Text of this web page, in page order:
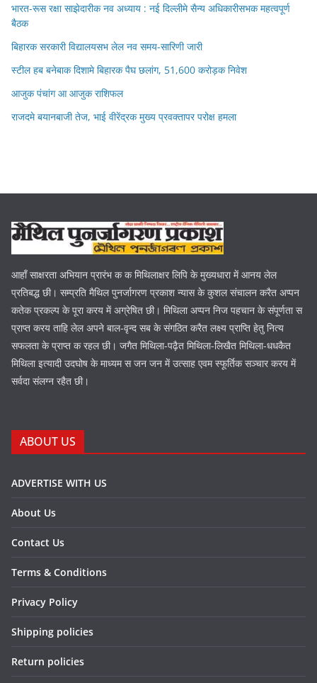
भारत-रूस रक्षा साझेदारीक नव अध्याय : नई दिल्लीमे सैन्य अधिकारीसभक महत्वपूर्ण
बैठक
बिहारक सरकारी विद्यालयसभ लेल नव समय-सारिणी जारी
स्टील हब बनेबाक दिशामे बिहारक पैघ छलांग, 51,600 करोड़क निवेश
आजुक पंचांग आ आजुक राशिफल
राजदमे बयानबाजी तेज, भाई वीरेंद्रक मुख्य प्रवक्तापर परोक्ष हमला
आहाँ साक्षरता अभियान प्रारंभ क क मिथिलाक्षर लिपि के मुख्यधारा में आनय लेल
प्रतिबद्ध छी। सम्प्रति मैथिल पुनर्जागरण प्रकाश न्यास के कुशल संचालन करैत अप्पन
कतेक प्रकल्प के पूरा करय में अग्रेषित छी। मिथिला अप्पन निज पहचान के संपूर्णता स
प्राप्त करय ताहि लेल अपने बाल-वृन्द सब के संगठित करैत लक्ष्य प्राप्ति हेतु नित्य
सफलता के प्राप्त क रहल छी। जगैत मिथिला-पढ़ैत मिथिला-लिखैत मिथिला-धधकैत
मिथिला इत्यादी उदघोष के माध्यम स जन जन में उत्साह एवम स्फूर्तिक सञ्चार करय में
सर्वदा संलग्न रहैत छी।
ABOUT US
ADVERTISE WITH US
About Us
Contact Us
Terms & Conditions
Privacy Policy
Shipping policies
Return policies